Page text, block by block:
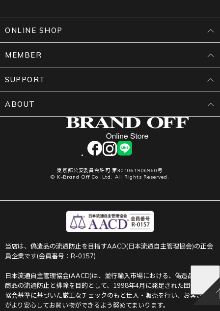
facebookinstagram
LINE
東京都公安委員会許可 第301061906960号
© K-Brand Off Co.,Ltd. All Rights Reserved.
ONLINE SHOP
MEMBER
SUPPORT
ABOUT
当店は、偽造品の流通防止を目指すAACD(日本流通自主管理協会)の正会
員企業です(会員番号：R-0157)
日本流通自主管理協会(AACD)は、並行輸入市場における、偽造品や不正
商品の流通防止と排除を目的として、1998年4月に発足された団体です。
協会基準に基づいた厳正なチェックのもと仕入・販売を行い、お客さま
がより安心してお買い物ができるよう努めてまいります。